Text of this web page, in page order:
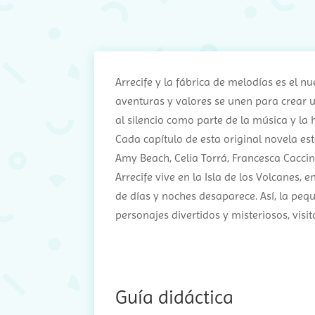
Arrecife y la fábrica de melodías es el
aventuras y valores se unen para crear
al silencio como parte de la música y la
Cada capítulo de esta original novela
Amy Beach, Celia Torrá, Francesca
Arrecife vive en la Isla de los Volcanes,
de días y noches desaparece. Así, la
personajes divertidos y misteriosos,
Guía didáctica